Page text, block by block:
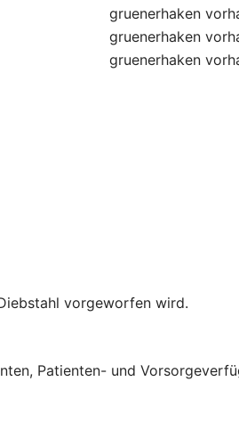
gruenerhaken
gruenerhaken
gruenerhaken
vorgeworfen wird.
Patienten- und